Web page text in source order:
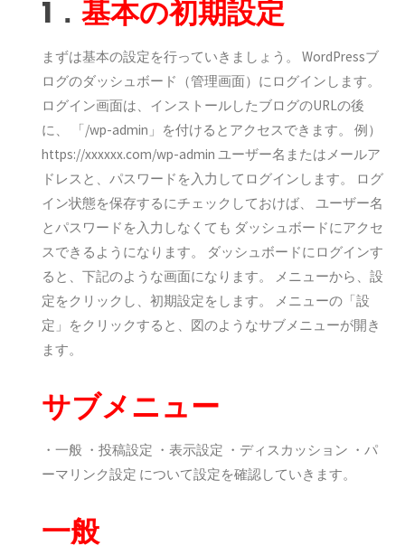
1 ． 基本の初期設定
まずは基本の設定を行っていきましょう。 WordPressブ
ログのダッシュボード（管理画面）にログインします。
ログイン画面は、インストールしたブログのURLの後
に、 「/wp-admin」を付けるとアクセスできます。 例）
https://xxxxxx.com/wp-admin ユーザー名またはメールア
ドレスと、パスワードを入力してログインします。 ログ
イン状態を保存するにチェックしておけば、 ユーザー名
とパスワードを入力しなくても ダッシュボードにアクセ
スできるようになります。 ダッシュボードにログインす
ると、下記のような画面になります。 メニューから、設
定をクリックし、初期設定をします。 メニューの「設
定」をクリックすると、図のようなサブメニューが開き
ます。
サブメニュー
・一般 ・投稿設定 ・表示設定 ・ディスカッション ・パ
ーマリンク設定 について設定を確認していきます。
一般